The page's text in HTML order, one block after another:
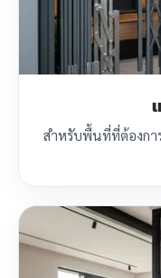
สำหรับพื้นที่ที่ต้องกา